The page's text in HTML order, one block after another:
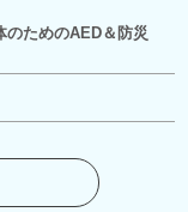
ためのAED＆防災